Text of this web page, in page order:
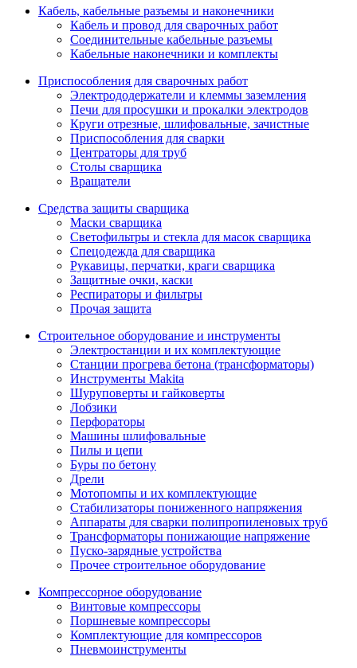
Кабель, кабельные разъемы и наконечники
Кабель и провод для сварочных работ
Соединительные кабельные разъемы
Кабельные наконечники и комплекты
Приспособления для сварочных работ
Электрододержатели и клеммы заземления
Печи для просушки и прокалки электродов
Круги отрезные, шлифовальные, зачистные
Приспособления для сварки
Центраторы для труб
Столы сварщика
Вращатели
Средства защиты сварщика
Маски сварщика
Светофильтры и стекла для масок сварщика
Спецодежда для сварщика
Рукавицы, перчатки, краги сварщика
Защитные очки, каски
Респираторы и фильтры
Прочая защита
Строительное оборудование и инструменты
Электростанции и их комплектующие
Станции прогрева бетона (трансформаторы)
Инструменты Makita
Шуруповерты и гайковерты
Лобзики
Перфораторы
Машины шлифовальные
Пилы и цепи
Буры по бетону
Дрели
Мотопомпы и их комплектующие
Стабилизаторы пониженного напряжения
Аппараты для сварки полипропиленовых труб
Трансформаторы понижающие напряжение
Пуско-зарядные устройства
Прочее строительное оборудование
Компрессорное оборудование
Винтовые компрессоры
Поршневые компрессоры
Комплектующие для компрессоров
Пневмоинструменты